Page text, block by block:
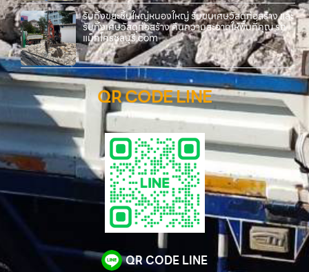
รับทิ้งขยะชิ้นใหญ่หนองใหญ่ รับขนเศษวัสดุก่อสร้าง และ
รับทิ้งเศษวัสดุก่อสร้าง คืนความสะอาดให้พื้นที่คุณ รถ
แม็คโครชลบุรี.com
QR CODE LINE
QR CODE LINE